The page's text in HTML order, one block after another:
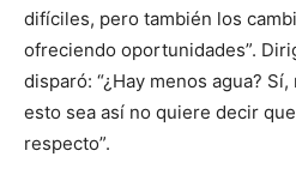
difíciles, pero también los
ofreciendo oportunidades”.
disparó: “¿Hay menos agua?
esto sea así no quiere decir
respecto”.